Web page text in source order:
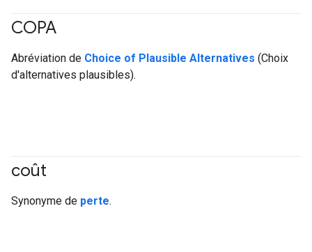
COPA
Abréviation de Choice of Plausible Alternatives (Choix
d'alternatives plausibles).
coût
Synonyme de perte.